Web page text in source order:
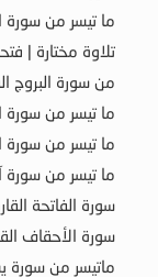
ما تيسر من
تلاوة مختارة |
من سورة البروج
ما تيسر من سورة
ما تيسر من
ما تيسر من
سورة الفاتحة
سورة الأحقاف
ماتيسر من سورة